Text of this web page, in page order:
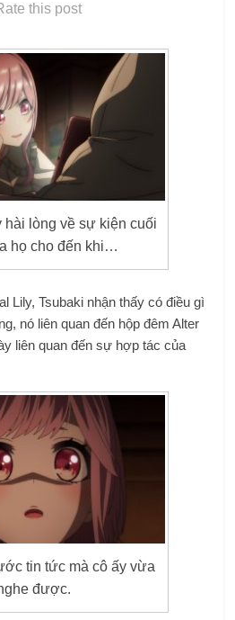
this post
hài lòng về sự kiện cuối
họ cho đến khi…
Lily, Tsubaki nhận thấy có điều gì
nó liên quan đến hộp đêm Alter
liên quan đến sự hợp tác của
tin tức mà cô ấy vừa
được.